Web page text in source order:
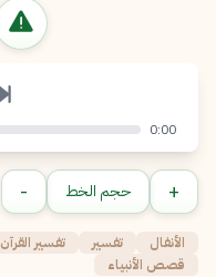
إرسال إلغاء
0:00
+ حجم الخط -
الأنفال تفسير تفسير القرآن
قصص الأنبياء